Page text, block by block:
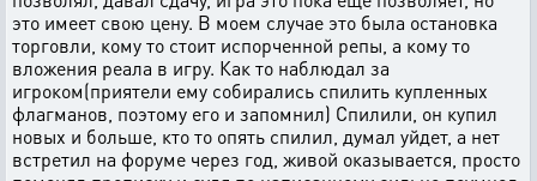
это имеет свою цену. В моем случае это была остановка
торговли, кому то стоит испорченной репы, а кому то
вложения реала в игру. Как то наблюдал за
игроком(приятели ему собирались спилить купленных
флагманов, поэтому его и запомнил) Спилили, он купил
новых и больше, кто то опять спилил, думал уйдет, а нет
встретил на форуме через год, живой оказывается, просто